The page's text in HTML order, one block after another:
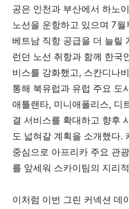
공은 인천과 부산에서 하노
노선을 운항하고 있으며 7
베트남 직항 공급을 더 늘릴
런던 노선 취항과 함께 한국
비스를 강화했고, 스칸디나
통해 북유럽과 유럽 주요 도
애틀랜타, 미니애폴리스, 디
결 서비스를 확대하고 향후
도 넓혀갈 계획을 소개했다.
중심으로 아프리카 주요 관
를 앞세워 스카이팀의 지리
이처럼 이번 그린 커넥션 데